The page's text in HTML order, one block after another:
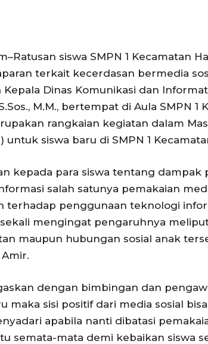
siswa SMPN 1 Kecamatan
terkait kecerdasan bermedia
Dinas Komunikasi dan
M.M., bertempat di Aula SMPN 1
rangkaian kegiatan dalam
untuk siswa baru di SMPN 1
kepada para siswa tentang dampak
salah satunya pemakaian
terhadap penggunaan teknologi
mengingat pengaruhnya
maupun hubungan sosial anak
dengan bimbingan dan
maka sisi positif dari media sosial
apabila nanti dibatasi
semata-mata demi kebaikan siswa